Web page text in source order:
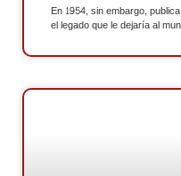
En 1954, sin embargo,
el legado que le dejaría al